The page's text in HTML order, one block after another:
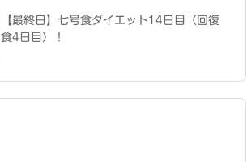
【最終日】七号食ダイエット14日目（回復
食4日目）！